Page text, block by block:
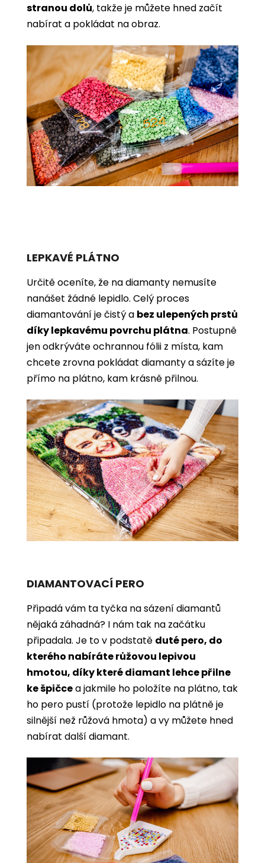
stranou dolů, takže je můžete hned začít
nabírat a pokládat na obraz.
LEPKAVÉ PLÁTNO
Určitě oceníte, že na diamanty nemusíte
nanášet žádné lepidlo. Celý proces
diamantování je čistý a bez ulepených prstů
díky lepkavému povrchu plátna. Postupně
jen odkrýváte ochrannou fólii z místa, kam
chcete zrovna pokládat diamanty a sázíte je
přímo na plátno, kam krásně přilnou.
DIAMANTOVACÍ PERO
Připadá vám ta tyčka na sázení diamantů
nějaká záhadná? I nám tak na začátku
připadala. Je to v podstatě duté pero, do
kterého nabíráte růžovou lepivou
hmotou, díky které diamant lehce přilne
ke špičcea jakmile ho položíte na plátno, tak
ho pero pustí (protože lepidlo na plátně je
silnější než růžová hmota) a vy můžete hned
nabírat další diamant.